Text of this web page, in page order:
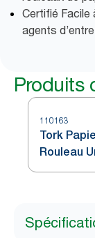
Certifié Facile
agents
Produits
110163
Tork
Rouleau